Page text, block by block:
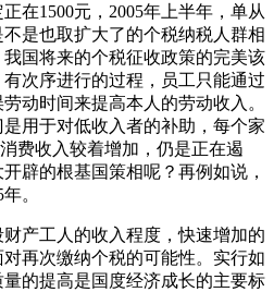
1500元，2005年上半年，单从
是也取扩大了的个税纳税人群相
国将来的个税征收政策的完美该
次序进行的过程，员工只能通过
动时间来提高本人的劳动收入。
用于对低收入者的补助，每个家
费收入较着增加，仍是正在遏
辟的根基国策相呢？再例如说，
。
工人的收入程度，快速增加的
再次缴纳个税的可能性。实行如
的提高是国度经济成长的主要标